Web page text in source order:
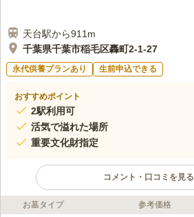
天台駅から911m
千葉県千葉市稲毛区轟町2-1-27
永代供養プランあり 生前申込できる
おすすめポイント
2駅利用可
活気で溢れた場所
重要文化財指定
コメント・口コミを見る
ライフドット編集部のコメント
お墓タイプ 参考価格